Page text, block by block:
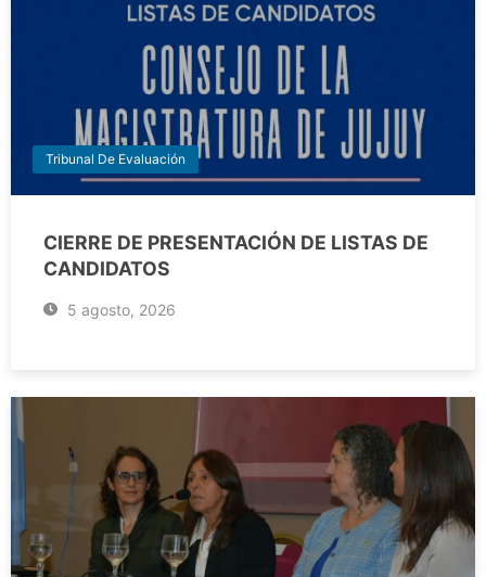
Tribunal De Evaluación
CIERRE DE PRESENTACIÓN DE LISTAS DE
CANDIDATOS
5 agosto, 2026